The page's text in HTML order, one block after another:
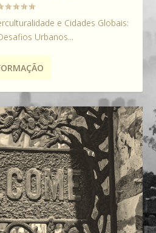
e Cidades Globais:
Urbanos...